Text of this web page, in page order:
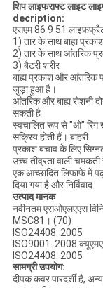
शिप लाइफराफ्ट लाइट
decription:
एसएम 86 9 51
1) तार के साथ बाह्य
2) तार के साथ आंतरिक
3) बैटरी शरीर
बाह्य प्रकाश और आंतरिक
जुड़ा हुआ है।
आंतरिक और बाह्य रोशनी
सकती है
स्वचालित रूप से "ओ" रिंग
सक्रिय होती हैं। बाहरी
प्रकाश बचाव के लिए
उच्च तीव्रता वाली
एक आच्छादित लिफाफे में
दिया गया है और निर्विवाद
उत्पाद मानक
नवीनतम एसओएलएएस
MSC81। (70)
ISO24408: 2005
ISO9001: 2008 क्यूएमएस
ISO24408: 2005
सामग्री उपयोग:
दीपक कवर पारदर्शी है,